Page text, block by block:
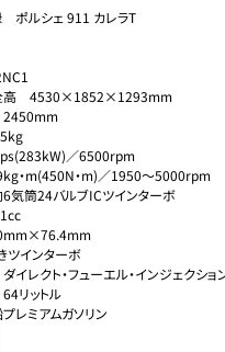
ポルシェ 911 カレラT
無鉛プレミアムガソリン